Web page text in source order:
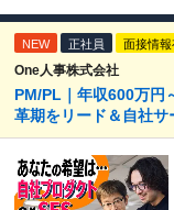
NEW 正社員 面接情報
One人事株式会社
PM/PL｜年収600万円
革期をリード＆自社サ